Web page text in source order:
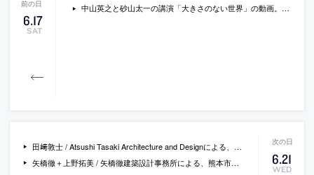
6.17
SAT
中山英之と砂山太一の講演「大きさのない世界」の動画。2023年5月に豊田市美術館で行われたもの
6.21
WED
田﨑敦士 / Atsushi Tasaki Architecture and Designによる、神奈川・藤沢市の美容室「NEON」。メーカー住宅の1階に計画。設計者自身の原風景でもある“工業化”に向き合い、スタッド製什器等の流通建材を“少しずれた”方法で用いる設計を志向。今ある風景に寄添いながらも“以前とは異なる風景”を生み出す
矢橋徹＋上野拓美 / 矢橋徹建築設計事務所による、熊本市の、店舗兼住宅「江津ハウス」。様々な景色を見渡す場に建つ週末住宅。段階的に移住する施主の為に“変化に適応できる空間”を目指し、多彩な開口を持つ三層の“がらんどう”の建築を考案。窓の自由度を上げる為に軸組に外皮を巻く二重架構とする